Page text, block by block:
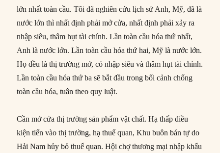
lớn nhất toàn cầu. Tôi đã nghiên cứu lịch sử Anh, Mỹ, đã là
nước lớn thì nhất định phải mở cửa, nhất định phải xảy ra
nhập siêu, thâm hụt tài chính. Lần toàn cầu hóa thứ nhất,
Anh là nước lớn. Lần toàn cầu hóa thứ hai, Mỹ là nước lớn.
Họ đều là thị trường mở, có nhập siêu và thâm hụt tài chính.
Lần toàn cầu hóa thứ ba sẽ bắt đầu trong bối cảnh chống
toàn cầu hóa, tuân theo quy luật.
Cần mở cửa thị trường sản phẩm vật chất. Hạ thấp điều
kiện tiến vào thị trường, hạ thuế quan, Khu buôn bán tự do
Hải Nam hủy bỏ thuế quan. Hội chợ thương mại nhập khẩu